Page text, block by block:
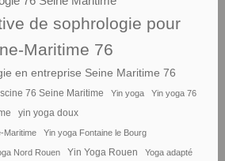
de sophrologie pour
Maritime 76
en entreprise Seine Maritime 76
76 Seine Maritime Yin yoga Yin yoga 76
yin yoga doux
Maritime Yin yoga Fontaine le Bourg
Nord Rouen Yin Yoga Rouen Yoga adapté